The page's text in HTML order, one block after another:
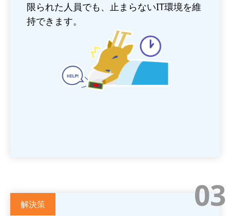
限られた人員でも、止まらないIT環境を維
持できます。
03
解決策